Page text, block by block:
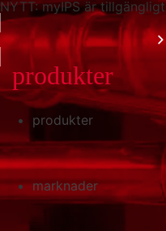
NYTT: myIPS är tillgängligt
stäng
produkter
marknader
produkter